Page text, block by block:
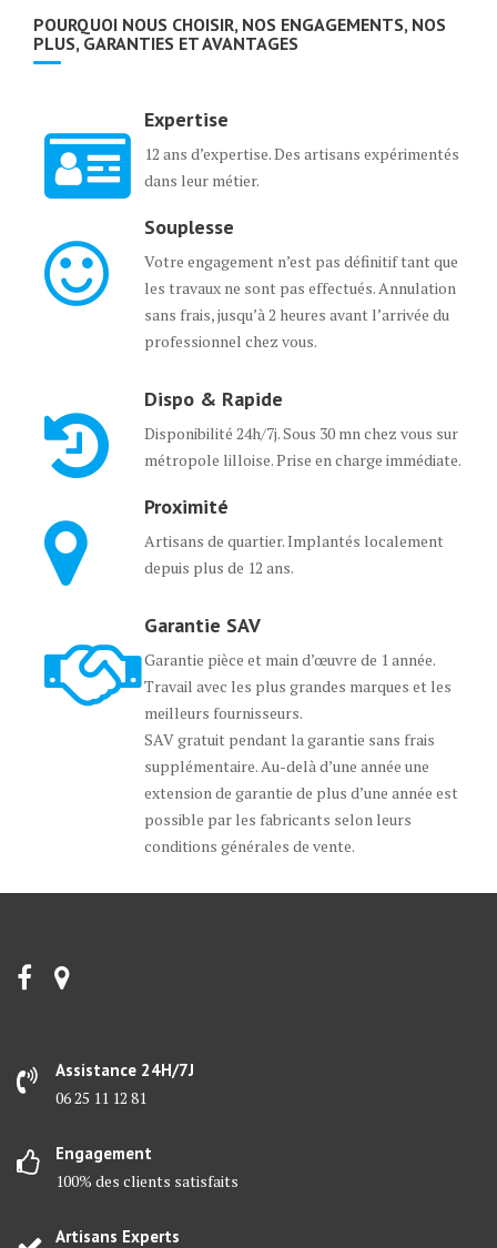
POURQUOI NOUS CHOISIR, NOS ENGAGEMENTS, NOS
PLUS, GARANTIES ET AVANTAGES
Expertise
12 ans d’expertise. Des artisans expérimentés
dans leur métier.
Souplesse
Votre engagement n’est pas définitif tant que
les travaux ne sont pas effectués. Annulation
sans frais, jusqu’à 2 heures avant l’arrivée du
professionnel chez vous.
Dispo & Rapide
Disponibilité 24h/7j. Sous 30 mn chez vous sur
métropole lilloise. Prise en charge immédiate.
Proximité
Artisans de quartier. Implantés localement
depuis plus de 12 ans.
Garantie SAV
Garantie pièce et main d’œuvre de 1 année.
Travail avec les plus grandes marques et les
meilleurs fournisseurs.
SAV gratuit pendant la garantie sans frais
supplémentaire. Au-delà d’une année une
extension de garantie de plus d’une année est
possible par les fabricants selon leurs
conditions générales de vente.
Assistance 24H/7J
06 25 11 12 81
Engagement
100% des clients satisfaits
Artisans Experts